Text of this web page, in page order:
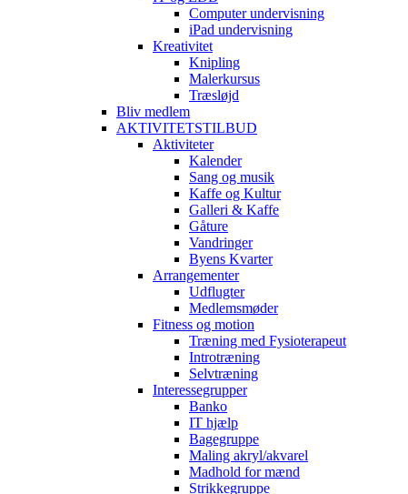
Computer undervisning
iPad undervisning
Kreativitet
Knipling
Malerkursus
Træsløjd
Bliv medlem
AKTIVITETSTILBUD
Aktiviteter
Kalender
Sang og musik
Kaffe og Kultur
Galleri & Kaffe
Gåture
Vandringer
Byens Kvarter
Arrangementer
Udflugter
Medlemsmøder
Fitness og motion
Træning med Fysioterapeut
Introtræning
Selvtræning
Interessegrupper
Banko
IT hjælp
Bagegruppe
Maling akryl/akvarel
Madhold for mænd
Strikkegruppe